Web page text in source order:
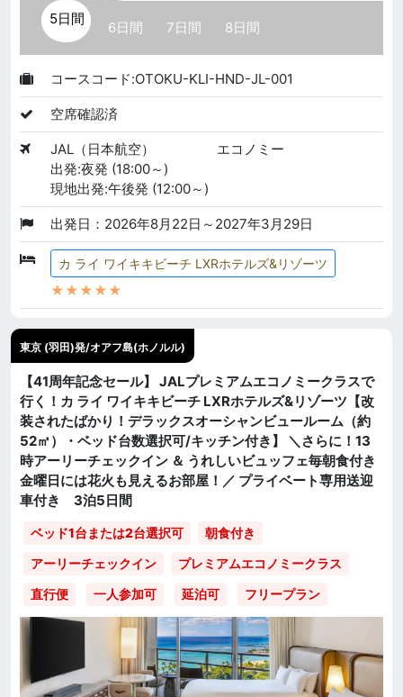
5日間
6日間 7日間 8日間
コースコード:OTOKU-KLI-HND-JL-001
空席確認済
JAL（日本航空）
エコノミー
出発:夜発 (18:00～)
現地出発:午後発 (12:00～)
出発日：2026年8月22日～2027年3月29日
カ ライ ワイキキビーチ LXRホテルズ&リゾーツ
★★★★★
東京 (羽田)発/オアフ島(ホノルル)
【41周年記念セール】 JALプレミアムエコノミークラスで
行く！カ ライ ワイキキビーチ LXRホテルズ&リゾーツ【改
装されたばかり！デラックスオーシャンビュールーム（約
52㎡）・ベッド台数選択可/キッチン付き】 ＼さらに！13
時アーリーチェックイン ＆ うれしいビュッフェ毎朝食付き
金曜日には花火も見えるお部屋！／ プライベート専用送迎
車付き 3泊5日間
ベッド1台または2台選択可
朝食付き
アーリーチェックイン
プレミアムエコノミークラス
直行便
一人参加可 延泊可 フリープラン